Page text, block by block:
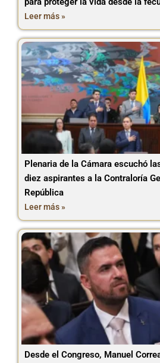
Leer más »
Plenaria de la Cámara escuchó
diez aspirantes a la Contraloría
República
Leer más »
Desde el Congreso, Manuel